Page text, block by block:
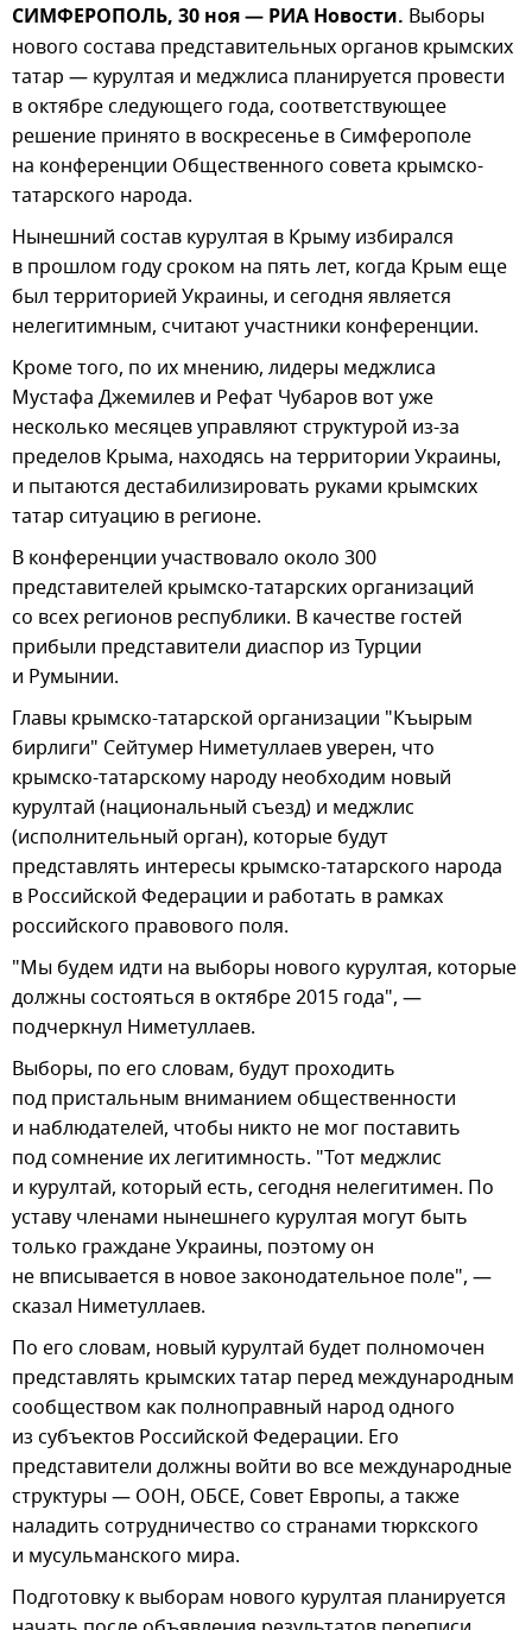
СИМФЕРОПОЛЬ, 30 ноя — РИА Новости. Выборы
нового состава представительных органов крымских
татар — курултая и меджлиса планируется провести
в октябре следующего года, соответствующее
решение принято в воскресенье в Симферополе
на конференции Общественного совета крымско-
татарского народа.
Нынешний состав курултая в Крыму избирался
в прошлом году сроком на пять лет, когда Крым еще
был территорией Украины, и сегодня является
нелегитимным, считают участники конференции.
Кроме того, по их мнению, лидеры меджлиса
Мустафа Джемилев и Рефат Чубаров вот уже
несколько месяцев управляют структурой из-за
пределов Крыма, находясь на территории Украины,
и пытаются дестабилизировать руками крымских
татар ситуацию в регионе.
В конференции участвовало около 300
представителей крымско-татарских организаций
со всех регионов республики. В качестве гостей
прибыли представители диаспор из Турции
и Румынии.
Главы крымско-татарской организации "Къырым
бирлиги" Сейтумер Ниметуллаев уверен, что
крымско-татарскому народу необходим новый
курултай (национальный съезд) и меджлис
(исполнительный орган), которые будут
представлять интересы крымско-татарского народа
в Российской Федерации и работать в рамках
российского правового поля.
"Мы будем идти на выборы нового курултая, которые
должны состояться в октябре 2015 года", —
подчеркнул Ниметуллаев.
Выборы, по его словам, будут проходить
под пристальным вниманием общественности
и наблюдателей, чтобы никто не мог поставить
под сомнение их легитимность. "Тот меджлис
и курултай, который есть, сегодня нелегитимен. По
уставу членами нынешнего курултая могут быть
только граждане Украины, поэтому он
не вписывается в новое законодательное поле", —
сказал Ниметуллаев.
По его словам, новый курултай будет полномочен
представлять крымских татар перед международным
сообществом как полноправный народ одного
из субъектов Российской Федерации. Его
представители должны войти во все международные
структуры — ООН, ОБСЕ, Совет Европы, а также
наладить сотрудничество со странами тюркского
и мусульманского мира.
Подготовку к выборам нового курултая планируется